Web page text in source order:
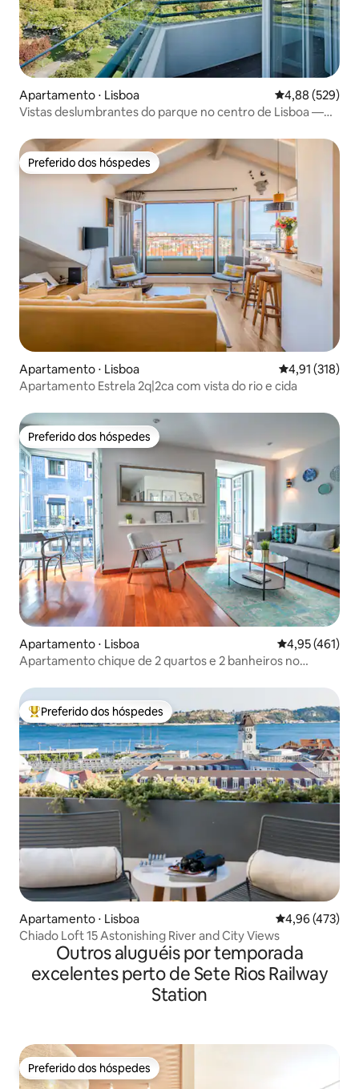
Apartamento ⋅ Lisboa 4,88 de uma
4,88 (529)
Vistas deslumbrantes do parque no centro de Lisboa —
Preferido dos hóspedes
Preferido dos hóspedes
Apartamento ⋅ Lisboa 4,91 de uma
4,91 (318)
Apartamento Estrela 2q|2ca com vista do rio e cida
Preferido dos hóspedes
Preferido dos hóspedes
Apartamento ⋅ Lisboa 4,95 de uma
4,95 (461)
Apartamento chique de 2 quartos e 2 banheiros no
Entre os melhores preferidos dos hóspedes
Preferido dos hóspedes
Apartamento ⋅ Lisboa 4,96 de uma
4,96 (473)
Chiado Loft 15 Astonishing River and City Views
Outros aluguéis por temporada
excelentes perto de Sete Rios Railway
Station
Preferido dos hóspedes
Preferido dos hóspedes